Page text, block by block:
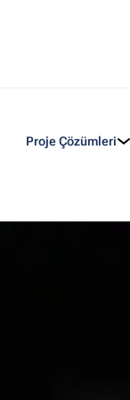
Proje Çözümleri